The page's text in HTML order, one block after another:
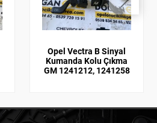
Opel Vectra B Sinyal
Kumanda Kolu Çıkma
GM 1241212, 1241258